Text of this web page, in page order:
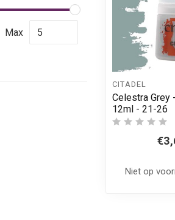
Max
CITADEL
Celestra Grey
12ml - 21-26
Niet op